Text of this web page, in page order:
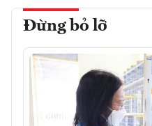
Đừng bỏ lỡ